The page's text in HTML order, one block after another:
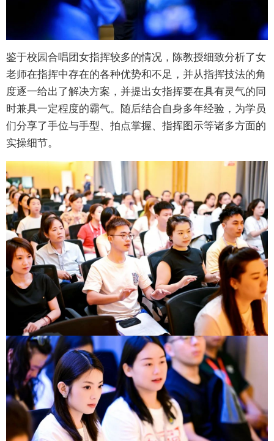
鉴于校园合唱团女指挥较多的情况，陈教授细致分析了女
老师在指挥中存在的各种优势和不足，并从指挥技法的角
度逐一给出了解决方案，并提出女指挥要在具有灵气的同
时兼具一定程度的霸气。随后结合自身多年经验，为学员
们分享了手位与手型、拍点掌握、指挥图示等诸多方面的
实操细节。